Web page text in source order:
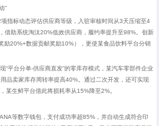
”
项指标动态评估供应商等级，入驻审核时间从3天压缩至4
借助系统淘汰20%低效供应商，履约率提升至98%。创新
励20%+数据贡献奖励10%），更使某食品饮料平台分销
“平台分单-供应商直发”的零库存模式，某汽车零部件企业
品卖家库存周转率提高40%。通过二次开发，还可实现
某生鲜平台借此将损耗率从 15%降至2%。
等数字钱包，支付成功率超85%，并自动生成符合印